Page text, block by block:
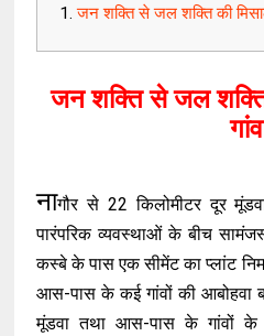
जन शक्ति से जल शक्ति की
जन शक्ति से जल शक्ति
गांव
नागौर से 22 किलोमीटर दूर
पारंपरिक व्यवस्थाओं के बीच
कस्बे के पास एक सीमेंट का प्लांट
आस-पास के कई गांवों की आबोहवा
मूंडवा तथा आस-पास के गांवों